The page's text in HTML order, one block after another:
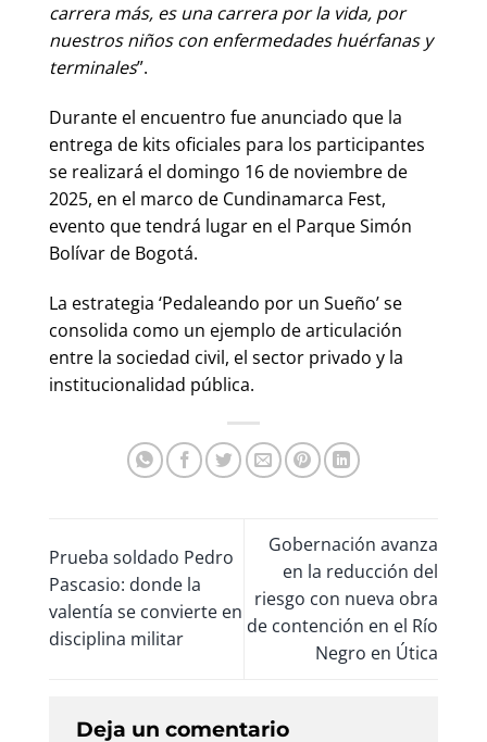
carrera más, es una carrera por la vida, por
nuestros niños con enfermedades huérfanas y
terminales”.
Durante el encuentro fue anunciado que la
entrega de kits oficiales para los participantes
se realizará el domingo 16 de noviembre de
2025, en el marco de Cundinamarca Fest,
evento que tendrá lugar en el Parque Simón
Bolívar de Bogotá.
La estrategia ‘Pedaleando por un Sueño’ se
consolida como un ejemplo de articulación
entre la sociedad civil, el sector privado y la
institucionalidad pública.
Prueba soldado Pedro
Pascasio: donde la
valentía se convierte en
disciplina militar
Gobernación avanza
en la reducción del
riesgo con nueva obra
de contención en el Río
Negro en Útica
Deja un comentario